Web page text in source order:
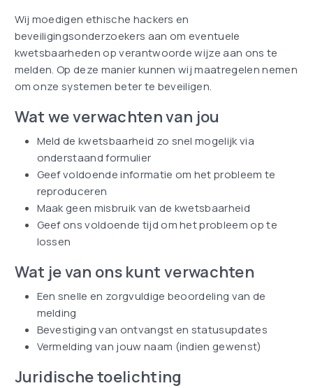
Wij moedigen ethische hackers en
beveiligingsonderzoekers aan om eventuele
kwetsbaarheden op verantwoorde wijze aan ons te
melden. Op deze manier kunnen wij maatregelen nemen
om onze systemen beter te beveiligen.
Wat we verwachten van jou
Meld de kwetsbaarheid zo snel mogelijk via
onderstaand formulier
Geef voldoende informatie om het probleem te
reproduceren
Maak geen misbruik van de kwetsbaarheid
Geef ons voldoende tijd om het probleem op te
lossen
Wat je van ons kunt verwachten
Een snelle en zorgvuldige beoordeling van de
melding
Bevestiging van ontvangst en statusupdates
Vermelding van jouw naam (indien gewenst)
Juridische toelichting